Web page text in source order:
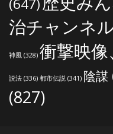
治チャンネル
神風 (328) 衝撃映像、
説法 (336) 都市伝説 (341) 陰謀
(827)